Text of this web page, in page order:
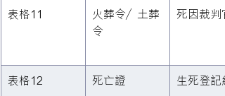
表格11
火葬令／土葬
令
死因裁判
表格12 死亡證 生死登記